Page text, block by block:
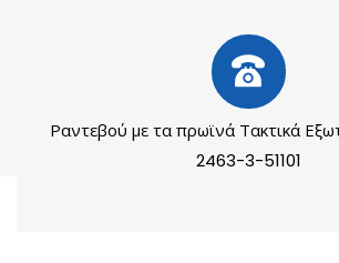
Ραντεβού με τα πρωϊνά Τακτικά
2463-3-51101